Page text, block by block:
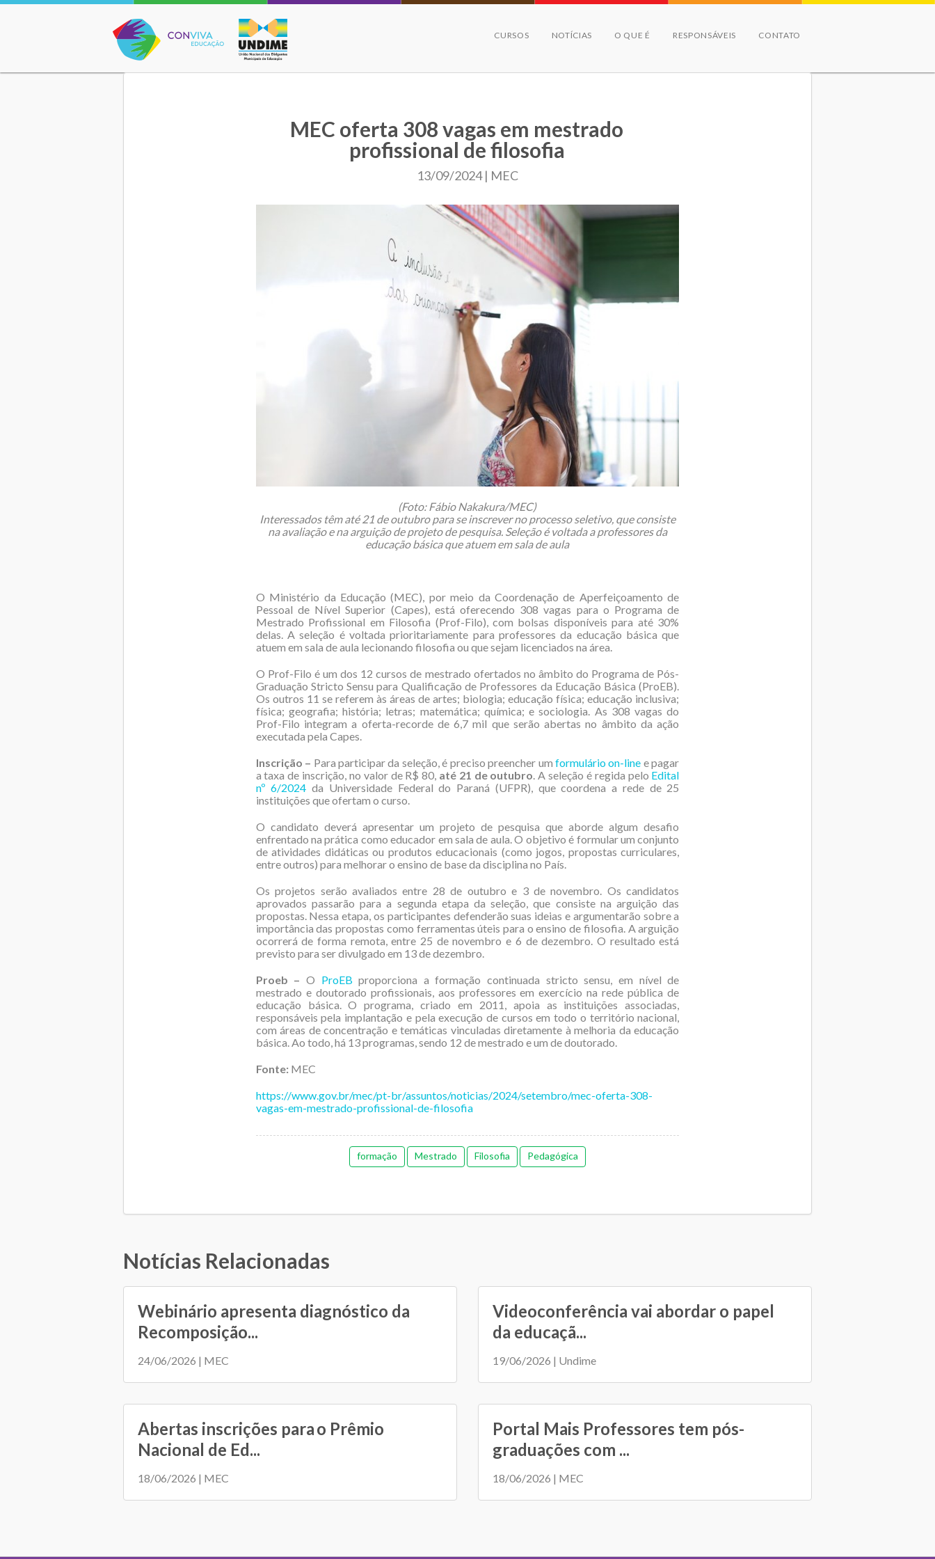
Conviva Educação
CURSOS NOTÍCIAS O QUE É RESPONSÁVEIS CONTATO
MEC oferta 308 vagas em mestrado
profissional de filosofia
13/09/2024 | MEC
(Foto: Fábio Nakakura/MEC)
Interessados têm até 21 de outubro para se inscrever no processo seletivo, que consiste
na avaliação e na arguição de projeto de pesquisa. Seleção é voltada a professores da
educação básica que atuem em sala de aula
O Ministério da Educação (MEC), por meio da Coordenação de Aperfeiçoamento de
Pessoal de Nível Superior (Capes), está oferecendo 308 vagas para o Programa de
Mestrado Profissional em Filosofia (Prof-Filo), com bolsas disponíveis para até 30%
delas. A seleção é voltada prioritariamente para professores da educação básica que
atuem em sala de aula lecionando filosofia ou que sejam licenciados na área.
O Prof-Filo é um dos 12 cursos de mestrado ofertados no âmbito do Programa de Pós-
Graduação Stricto Sensu para Qualificação de Professores da Educação Básica (ProEB).
Os outros 11 se referem às áreas de artes; biologia; educação física; educação inclusiva;
física; geografia; história; letras; matemática; química; e sociologia. As 308 vagas do
Prof-Filo integram a oferta-recorde de 6,7 mil que serão abertas no âmbito da ação
executada pela Capes.
Inscrição – Para participar da seleção, é preciso preencher umformulário on-line e pagar
a taxa de inscrição, no valor de R$ 80, até 21 de outubro. A seleção é regida pelo Edital
nº 6/2024 da Universidade Federal do Paraná (UFPR), que coordena a rede de 25
instituições que ofertam o curso.
O candidato deverá apresentar um projeto de pesquisa que aborde algum desafio
enfrentado na prática como educador em sala de aula. O objetivo é formular um conjunto
de atividades didáticas ou produtos educacionais (como jogos, propostas curriculares,
entre outros) para melhorar o ensino de base da disciplina no País.
Os projetos serão avaliados entre 28 de outubro e 3 de novembro. Os candidatos
aprovados passarão para a segunda etapa da seleção, que consiste na arguição das
propostas. Nessa etapa, os participantes defenderão suas ideias e argumentarão sobre a
importância das propostas como ferramentas úteis para o ensino de filosofia. A arguição
ocorrerá de forma remota, entre 25 de novembro e 6 de dezembro. O resultado está
previsto para ser divulgado em 13 de dezembro.
Proeb – O ProEB proporciona a formação continuada stricto sensu, em nível de
mestrado e doutorado profissionais, aos professores em exercício na rede pública de
educação básica. O programa, criado em 2011, apoia as instituições associadas,
responsáveis pela implantação e pela execução de cursos em todo o território nacional,
com áreas de concentração e temáticas vinculadas diretamente à melhoria da educação
básica. Ao todo, há 13 programas, sendo 12 de mestrado e um de doutorado.
Fonte: MEC
https://www.gov.br/mec/pt-br/assuntos/noticias/2024/setembro/mec-oferta-308-
vagas-em-mestrado-profissional-de-filosofia
formação Mestrado Filosofia Pedagógica
Notícias Relacionadas
Webinário apresenta diagnóstico da
Recomposição...
24/06/2026 | MEC
Videoconferência vai abordar o papel
da educaçã...
19/06/2026 | Undime
Abertas inscrições para o Prêmio
Nacional de Ed...
18/06/2026 | MEC
Portal Mais Professores tem pós-
graduações com ...
18/06/2026 | MEC